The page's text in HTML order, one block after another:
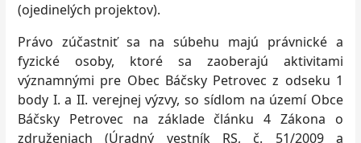
(ojedinelých projektov).
Právo zúčastniť sa na súbehu majú právnické a
fyzické osoby, ktoré sa zaoberajú aktivitami
významnými pre Obec Báčsky Petrovec z odseku 1
body I. a II. verejnej výzvy, so sídlom na území Obce
Báčsky Petrovec na základe článku 4 Zákona o
združeniach (Úradný vestník RS, č. 51/2009 a